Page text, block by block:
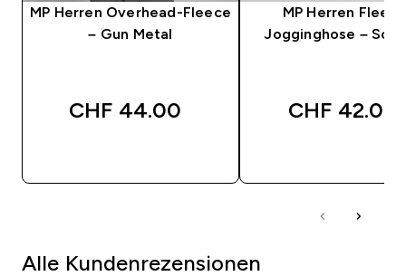
MP Herren Overhead-Fleece
– Gun Metal
CHF 44.00‎
MP Herren
Jogginghose –
CHF 42.00‎
Alle Kundenrezensionen